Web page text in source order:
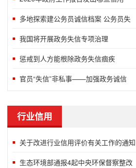
多地探索建公务员诚信档案 公务员失
我国将开展政务失信专项治理
惩戒到人方能根除政务失信痼疾
官员“失信”非私事——加强政务诚信
行业信用
关于改进行业信用评价有关工作的通知
生态环境部通报4起中央环保督察整改